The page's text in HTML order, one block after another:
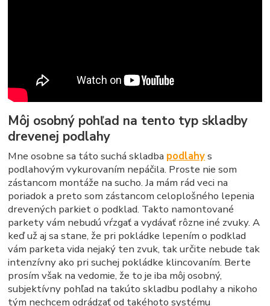
Môj osobný pohľad na tento typ skladby
drevenej podlahy
Mne osobne sa táto suchá skladba podlahys
podlahovým vykurovaním nepáčila. Proste nie som
zástancom montáže na sucho. Ja mám rád veci na
poriadok a preto som zástancom celoplošného lepenia
drevených parkiet o podklad. Takto namontované
parkety vám nebudú vŕzgať a vydávať rôzne iné zvuky. A
keď už aj sa stane, že pri pokládke lepením o podklad
vám parketa vida nejaký ten zvuk, tak určite nebude tak
intenzívny ako pri suchej pokládke klincovaním. Berte
prosím však na vedomie, že to je iba môj osobný,
subjektívny pohľad na takúto skladbu podlahy a nikoho
tým nechcem odrádzať od takéhoto systému